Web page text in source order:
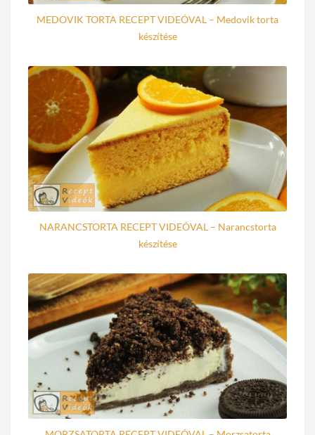
MEDOVIK TORTA RECEPT VIDEÓVAL – Medovik torta
készítése
NARANCSTORTA RECEPT VIDEÓVAL – Narancstorta
készítése